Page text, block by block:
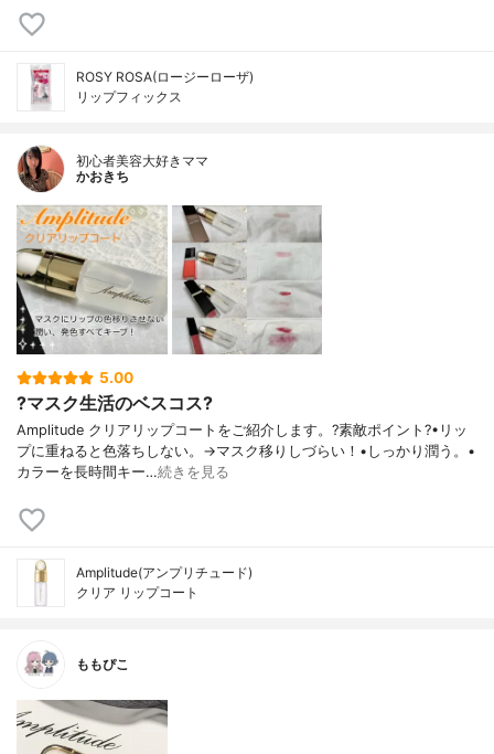
ROSY ROSA(ロージーローザ)
リップフィックス
初心者美容大好きママ
かおきち
5.00
?マスク生活のベスコス?
Amplitude クリアリップコートをご紹介します。?素敵ポイント?•リッ
プに重ねると色落ちしない。→マスク移りしづらい！•しっかり潤う。•
カラーを長時間キー…続きを見る
Amplitude(アンプリチュード)
クリア リップコート
ももぴこ